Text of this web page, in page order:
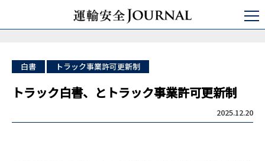
日本の運輸安全
バス/タクシー/トラック
トラック白書、とトラック事業許可更新制
白書 トラック事業許可更新制
トラック白書、とトラック事業許可更新制
2025.12.20